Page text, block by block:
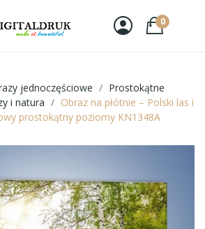
0
jednoczęściowe
Prostokątne
i natura
Obraz na płótnie – Polski las i
prostokątny poziomy KN1348A